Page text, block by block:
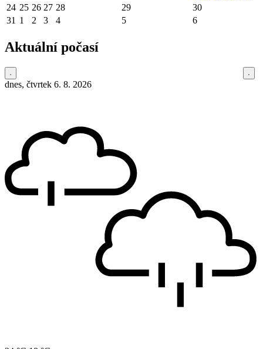
24 25 26 27 28 29
30
31 1 2 3 4 5 6
Aktuální počasí
dnes, čtvrtek 6. 8. 2026